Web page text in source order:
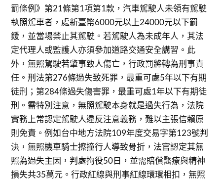
罰條例》第21條第1項第1款，汽車駕駛人未領有駕駛
執照駕車者，處新臺幣6000元以上24000元以下罰
鍰，並當場禁止其駕駛。若駕駛人為未成年人，其法
定代理人或監護人亦須參加道路交通安全講習。此
外，無照駕駛若肇事致人傷亡，行政罰將轉為刑事責
任。刑法第276條過失致死罪，最重可處5年以下有期
徒刑；第284條過失傷害罪，最重可處1年以下有期徒
刑。需特別注意，無照駕駛本身就是過失行為，法院
實務上常認定駕駛人違反注意義務，難以主張信賴原
則免責。例如台中地方法院109年度交易字第123號判
決，無照機車騎士擦撞行人導致骨折，法官認定其無
照為過失主因，判處拘役50日，並需賠償醫療與精神
損失共35萬元。行政紅線與刑事紅線環環相扣，無照